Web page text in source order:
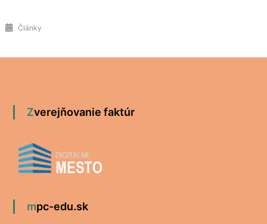
Články
Zverejňovanie faktúr
mpc-edu.sk